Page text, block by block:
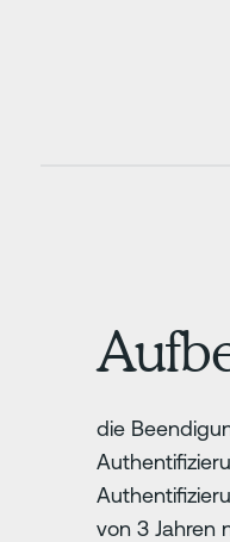
die
von 3 Jahren